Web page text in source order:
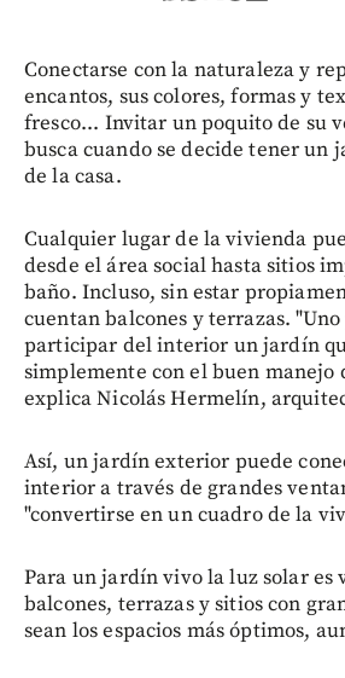
Conectarse con la naturaleza y
encantos, sus colores, formas y
fresco... Invitar un poquito de su
busca cuando se decide tener
de la casa.
Cualquier lugar de la vivienda
desde el área social hasta sitios
baño. Incluso, sin estar
cuentan balcones y terrazas.
participar del interior un jardín
simplemente con el buen manejo
explica Nicolás Hermelín,
Así, un jardín exterior puede
interior a través de grandes
"convertirse en un cuadro de la
Para un jardín vivo la luz solar es
balcones, terrazas y sitios con
sean los espacios más óptimos,